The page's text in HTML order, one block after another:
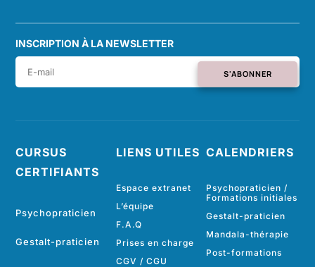
INSCRIPTION À LA NEWSLETTER
S'ABONNER
CURSUS
CERTIFIANTS
Psychopraticien
Gestalt-praticien
LIENS UTILES
Espace extranet
L’équipe
F.A.Q
Prises en charge
CGV / CGU
CALENDRIERS
Psychopraticien /
Formations initiales
Gestalt-praticien
Mandala-thérapie
Post-formations